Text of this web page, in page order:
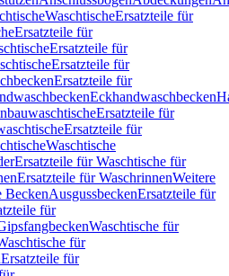
WaschtischeErsatzteile für
Ersatzteile für
Ersatzteile für
Ersatzteile für
Ersatzteile für
Eckhandwaschbecken
Ersatzteile für
Ersatzteile für
Waschtische
Ersatzteile für Waschtische für
Ersatzteile für WaschrinnenWeitere
BeckenAusgussbeckenErsatzteile für
für
Waschtische für
für
Ersatzteile für